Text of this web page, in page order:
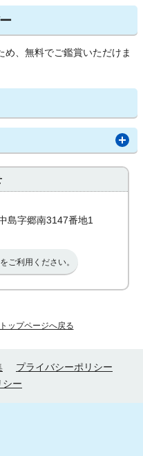
、無料でご鑑賞いただけま
島字郷南3147番地1
ご利用ください。
トップページへ戻る
プライバシーポリシー
シー